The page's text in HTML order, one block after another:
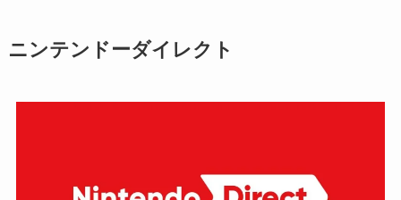
ニンテンドーダイレクト